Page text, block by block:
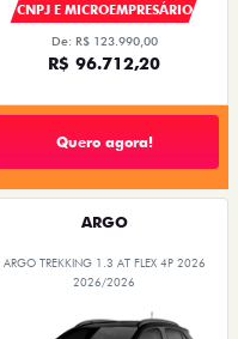
CNPJ E MICROEMPRESÁRIO
De: R$ 123.990,00
R$ 96.712,20
Quero agora!
ARGO
ARGO TREKKING 1.3 AT FLEX 4P 2026
2026/2026